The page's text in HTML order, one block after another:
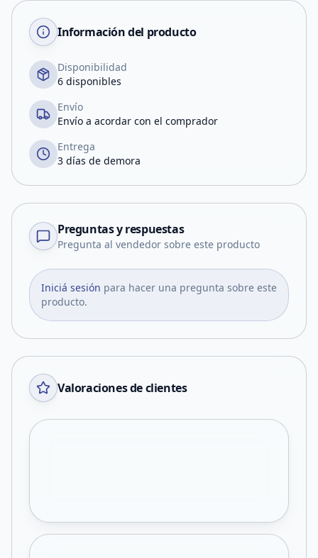
Información del producto
Disponibilidad
6 disponibles
Envío
Envío a acordar con el comprador
Entrega
3 días de demora
Preguntas y respuestas
Pregunta al vendedor sobre este producto
Iniciá sesión para hacer una pregunta sobre este
producto.
Valoraciones de clientes